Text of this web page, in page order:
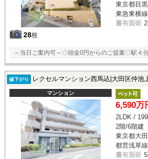
28枚
東京都目
東急東横
晝有面斫
～当日ご案内可～◇頭金0円からのご提案◇駅４分
値下がり レクセルマンション西馬込|大田区仲池
マンション
6,590万
2LDK /
2階/6階建
東京都大
都営浅草
晝有面斫